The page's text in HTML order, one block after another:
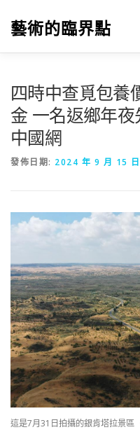
藝術的臨界點
四時中查覓包養
金 一名返鄉年夜
中國網
發佈日期: 2024 年 9 月 15 日
這是7月31日拍攝的銀肯塔拉景區